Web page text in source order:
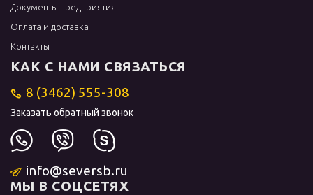
Документы предприятия
Оплата и доставка
Контакты
КАК С НАМИ СВЯЗАТЬСЯ
8 (3462) 555-308
Заказать обратный звонок
info@seversb.ru
МЫ В СОЦСЕТЯХ